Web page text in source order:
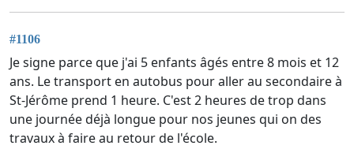
#1106
Je signe parce que j'ai 5 enfants âgés entre 8 mois et 12
ans. Le transport en autobus pour aller au secondaire à
St-Jérôme prend 1 heure. C'est 2 heures de trop dans
une journée déjà longue pour nos jeunes qui on des
travaux à faire au retour de l'école.